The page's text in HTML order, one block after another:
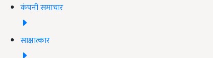
कंपनी समाचार
साक्षात्कार